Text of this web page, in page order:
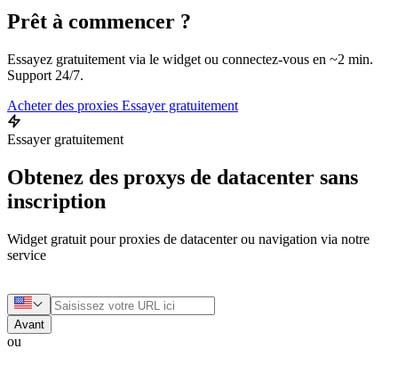
Prêt à commencer ?
Essayez gratuitement via le widget ou connectez-vous en ~2 min.
Support 24/7.
Acheter des proxies Essayer gratuitement
Essayer gratuitement
Obtenez des proxys de datacenter sans
inscription
Widget gratuit pour proxies de datacenter ou navigation via notre
service
Avant
ou